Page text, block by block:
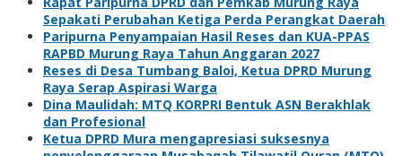
Sepakati Perubahan Ketiga Perda Perangkat Daerah
Paripurna Penyampaian Hasil Reses dan KUA-PPAS
RAPBD Murung Raya Tahun Anggaran 2027
Reses di Desa Tumbang Baloi, Ketua DPRD Murung
Raya Serap Aspirasi Warga
Dina Maulidah: MTQ KORPRI Bentuk ASN Berakhlak
dan Profesional
Ketua DPRD Mura mengapresiasi suksesnya